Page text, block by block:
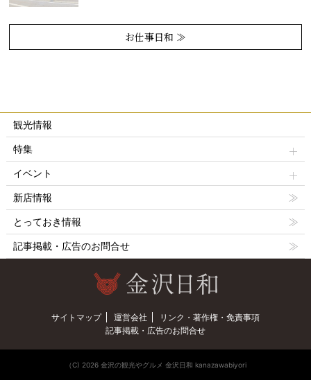
お仕事日和 ≫
観光情報
特集
イベント
新店情報
とっておき情報
記事掲載・広告のお問合せ
サイトマップ 運営会社
リンク・著作権・免責事項
記事掲載・広告のお問合せ
（C) 2026 金沢の観光やグルメ 金沢日和 kanazawabiyori